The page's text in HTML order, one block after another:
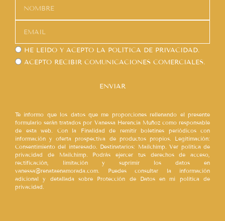
HE LEÍDO Y ACEPTO LA POLÍTICA DE PRIVACIDAD.
ACEPTO RECIBIR COMUNICACIONES COMERCIALES.
ENVIAR
Te informo que los datos que me proporciones rellenando el presente
formulario serán tratados por Vanessa Herencia Muñoz como responsable
de esta web. Con la Finalidad de remitir boletines periódicos con
información y oferta prospectiva de productos propios. Legitimación:
Consentimiento del interesado. Destinatarios: Mailchimp. Ver política de
privacidad de Mailchimp. Podrás ejercer tus derechos de acceso,
rectificación, limitación y suprimir los datos en
vanessa@renataenamorada.com. Puedes consultar la información
adicional y detallada sobre Protección de Datos en mi política de
privacidad.